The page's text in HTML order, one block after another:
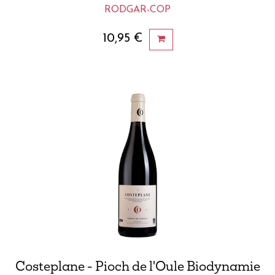
RODGAR-COP
10,95 €
Costeplane - Pioch de l'Oule Biodynamie